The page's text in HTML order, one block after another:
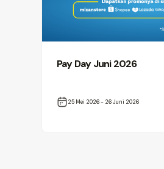
Pay Day Juni 2026
25 Mei 2026 - 26 Juni 2026